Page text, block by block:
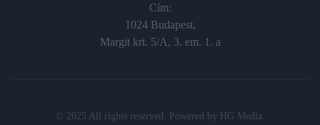
Cím:
1024 Budapest,
Margit krt. 5/A, 3. em. 1. a
© 2025 All rights reserved. Powered by HG Media